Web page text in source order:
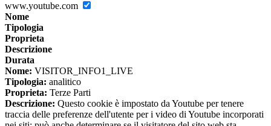
www.youtube.com
Nome
Tipologia
Proprieta
Descrizione
Durata
Nome: VISITOR_INFO1_LIVE
Tipologia: analitico
Proprieta: Terze Parti
Descrizione: Questo cookie è impostato da Youtube per tenere
traccia delle preferenze dell'utente per i video di Youtube incorporati